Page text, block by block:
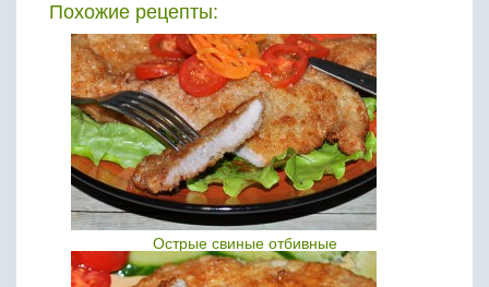
Похожие рецепты:
Острые свиные отбивные